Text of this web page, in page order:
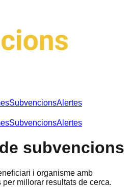
SubvencionsAlertes
SubvencionsAlertes
subvencions
i organisme amb
millorar resultats de cerca.